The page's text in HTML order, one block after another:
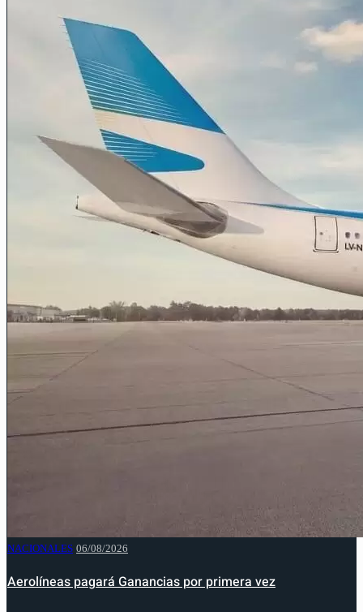
NACIONALES 06/08/2026
Aerolíneas pagará Ganancias por primera vez